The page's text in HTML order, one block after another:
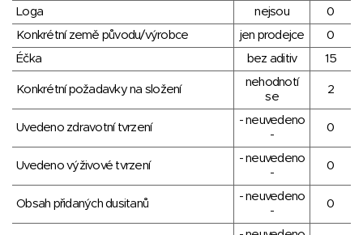
Loga
nejsou
0
Konkrétní země původu/výrobce
jen prodejce
0
Éčka
bez aditiv 15
Konkrétní požadavky na složení
nehodnotí
se
2
Uvedeno zdravotní tvrzení
- neuvedeno
-
0
Uvedeno výživové tvrzení
- neuvedeno
-
0
Obsah přidaných dusitanů
- neuvedeno
-
0